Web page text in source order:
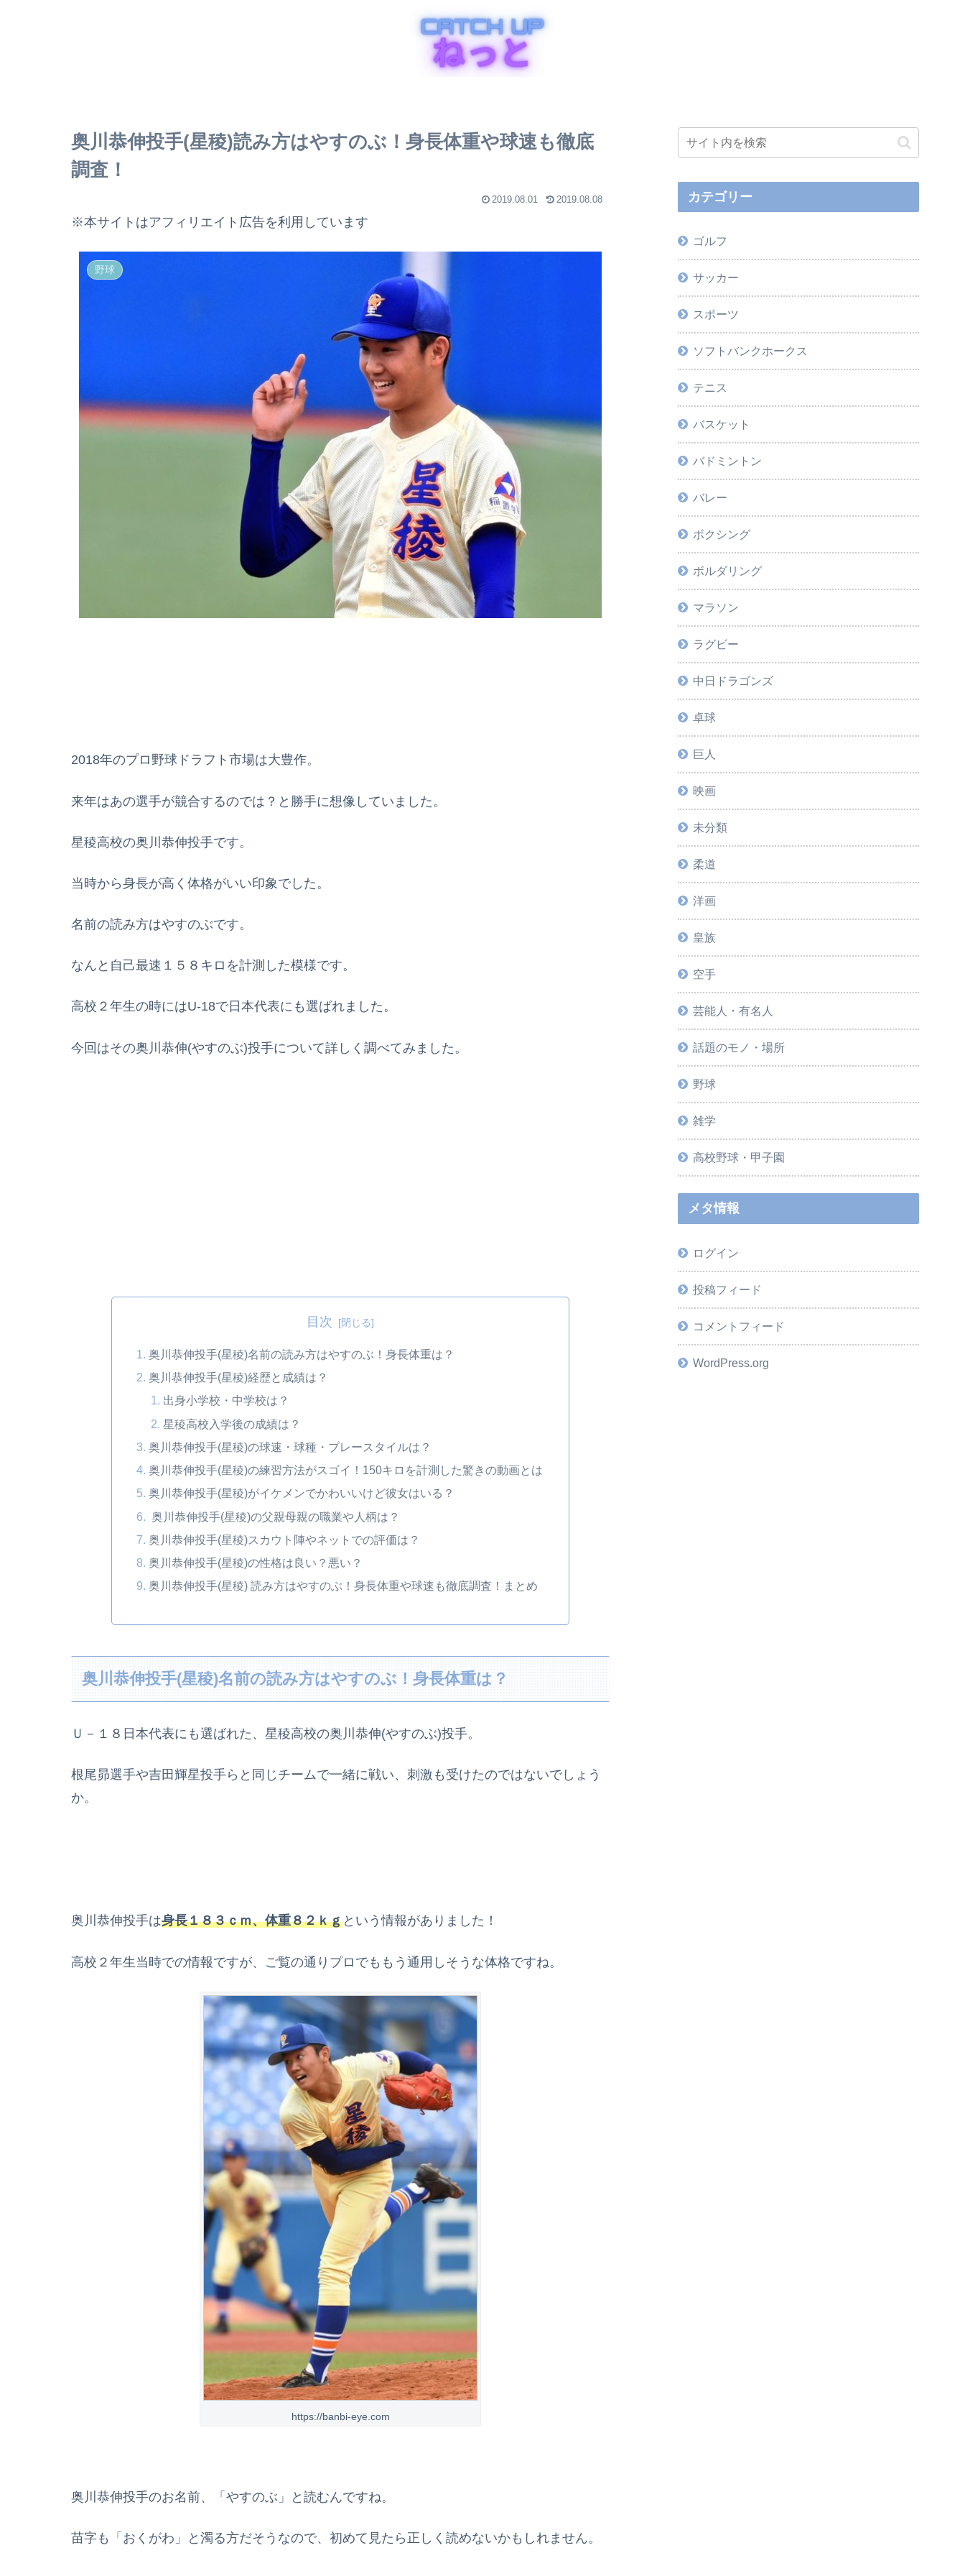
奥川恭伸投手(星稜)読み方はやすのぶ！身長体重や球速も徹底
調査！
2019.08.01 2019.08.08
※本サイトはアフィリエイト広告を利用しています
野球
2018年のプロ野球ドラフト市場は大豊作。
来年はあの選手が競合するのでは？と勝手に想像していました。
星稜高校の奥川恭伸投手です。
当時から身長が高く体格がいい印象でした。
名前の読み方はやすのぶです。
なんと自己最速１５８キロを計測した模様です。
高校２年生の時にはU-18で日本代表にも選ばれました。
今回はその奥川恭伸(やすのぶ)投手について詳しく調べてみました。
目次
奥川恭伸投手(星稜)名前の読み方はやすのぶ！身長体重は？
奥川恭伸投手(星稜)経歴と成績は？
出身小学校・中学校は？
星稜高校入学後の成績は？
奥川恭伸投手(星稜)の球速・球種・プレースタイルは？
奥川恭伸投手(星稜)の練習方法がスゴイ！150キロを計測した驚きの動画とは
奥川恭伸投手(星稜)がイケメンでかわいいけど彼女はいる？
奥川恭伸投手(星稜)の父親母親の職業や人柄は？
奥川恭伸投手(星稜)スカウト陣やネットでの評価は？
奥川恭伸投手(星稜)の性格は良い？悪い？
奥川恭伸投手(星稜) 読み方はやすのぶ！身長体重や球速も徹底調査！まとめ
奥川恭伸投手(星稜)名前の読み方はやすのぶ！身長体重は？
Ｕ－１８日本代表にも選ばれた、星稜高校の奥川恭伸(やすのぶ)投手。
根尾昴選手や吉田輝星投手らと同じチームで一緒に戦い、刺激も受けたのではないでしょう
か。
奥川恭伸投手は身長１８３ｃｍ、体重８２ｋｇという情報がありました！
高校２年生当時での情報ですが、ご覧の通りプロでももう通用しそうな体格ですね。
https://banbi-eye.com
奥川恭伸投手のお名前、「やすのぶ」と読むんですね。
苗字も「おくがわ」と濁る方だそうなので、初めて見たら正しく読めないかもしれません。
カテゴリー
ゴルフ
サッカー
スポーツ
ソフトバンクホークス
テニス
バスケット
バドミントン
バレー
ボクシング
ボルダリング
マラソン
ラグビー
中日ドラゴンズ
卓球
巨人
映画
未分類
柔道
洋画
皇族
空手
芸能人・有名人
話題のモノ・場所
野球
雑学
高校野球・甲子園
メタ情報
ログイン
投稿フィード
コメントフィード
WordPress.org